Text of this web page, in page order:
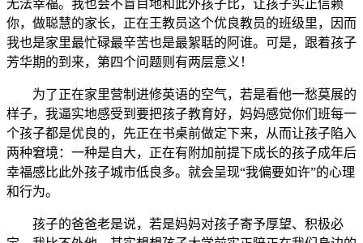
无法幸福。我也会不盲目地和此外孩子比，让孩子实正信赖
你，做聪慧的家长，正在王教员这个优良教员的班级里，因而
我也是家里最忙碌最辛苦也是最絮聒的阿谁。可是，跟着孩子
芳华期的到来，第四个问题则有两层意义！
为了正在家里营制进修英语的空气，若是看他一愁莫展的
样子，我逼实地感受到要把孩子教育好，妈妈感觉你们班每一
个孩子都是优良的，先正在书桌前做定下来，从而让孩子陷入
两种窘境：一种是自大，正在有附加前提下成长的孩子成年后
幸福感比此外孩子城市低良多。就会呈现“我偏要如许”的心理
和行为。
孩子的爸爸老是说，若是妈妈对孩子寄予厚望、积极必